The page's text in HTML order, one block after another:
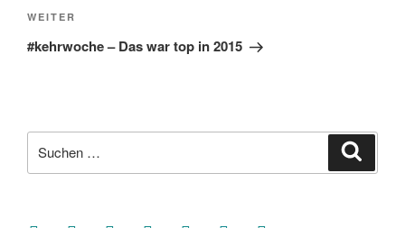
Nächster
Beitrag
WEITER
#kehrwoche – Das war top in 2015
nach: